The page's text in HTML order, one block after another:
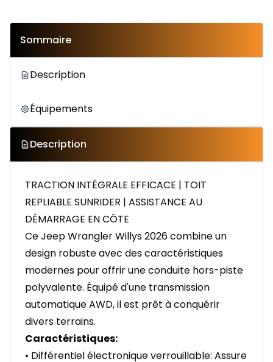
Sommaire
Description
Équipements
Description
TRACTION INTÉGRALE EFFICACE | TOIT
REPLIABLE SUNRIDER | ASSISTANCE AU
DÉMARRAGE EN CÔTE
Ce Jeep Wrangler Willys 2026 combine un
design robuste avec des caractéristiques
modernes pour offrir une conduite hors-piste
polyvalente. Équipé d'une transmission
automatique AWD, il est prêt à conquérir
divers terrains.
Caractéristiques:
• Différentiel électronique verrouillable: Assure